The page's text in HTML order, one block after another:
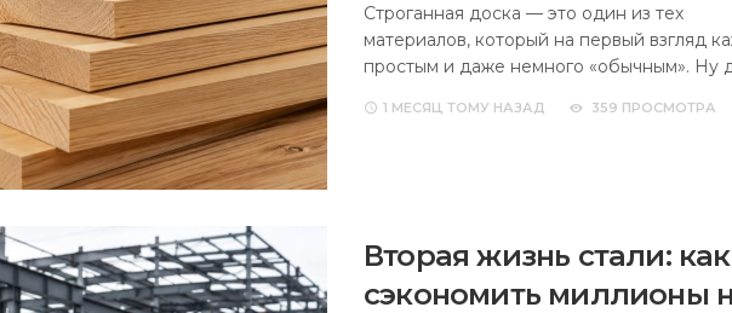
Строганная доска — это один из тех
материалов, который на первый взгляд
простым и даже немного «обычным». Ну
1 МЕСЯЦ ТОМУ НАЗАД 359 ПРОСМОТРА
Вторая жизнь стали: как
сэкономить миллионы